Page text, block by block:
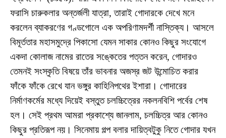
ফরাসি চারুকলার অন্তর্জলী যাত্রা, তারাই গোদারকে দেখে মনে
করলেন ব্যাকরণের গণ্ডগোলে এক অপরিণামদর্শী নাস্তিক্য। আসলে
বিমূর্ততার মহাসমুদ্রে পিকাসো যেমন সাকার কোনও কিছুর সংযোগে
একদা কোলাজ নামের রাতের সঙ্কেতের পত্তন করেন, গোদারও
তেমনই সংস্কৃতি বিষয়ে তাঁর ভাবনার অজস্র জট উন্মোচিত করার
ফাঁকে ফাঁকে রেখে যান ভঙ্গুর কাহিনিপথের ইশারা। গোদারের
নির্মাণকর্মের মধ্যে দিয়েই বস্তুত চলচ্চিত্রের নকলনবিশি পর্বের শেষ
হল। সেই প্রথম আমরা প্রকাশ্যে জানলাম, চলচ্চিত্র আর কোনও
কিছুর প্রতিরূপ নয়। সিনেমায় গল্প বলার দায়িত্বটুকু নিতে গোদার যখন